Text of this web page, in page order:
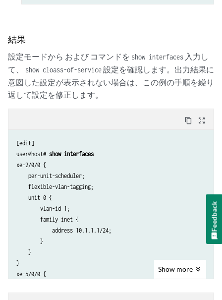
結果
設定モードから および コマンドを show interfaces 入力し
て、
show cloass-of-service設定を確認します。出力結果に
意図した設定が表示されない場合は、この例の手順を繰り
返して設定を修正します。
content_copy zoom_out_map
[edit]
user@host# show interfaces
xe-2/0/0 {
    per-unit-scheduler;
    flexible-vlan-tagging;
    unit 0 {
        vlan-id 1;
        family inet {
            address 10.1.1.1/24;
        }
    }
}
xe-5/0/0 {
Show more
Feedback